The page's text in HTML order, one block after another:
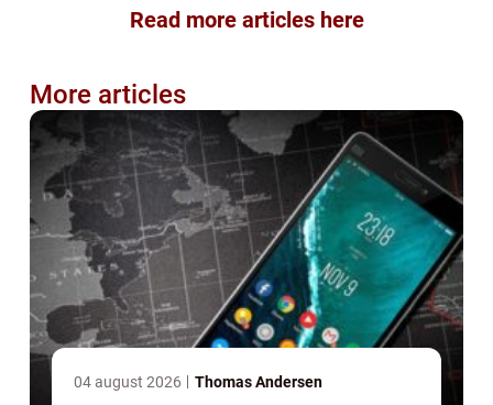
Read more articles here
More articles
04 august 2026 Thomas Andersen